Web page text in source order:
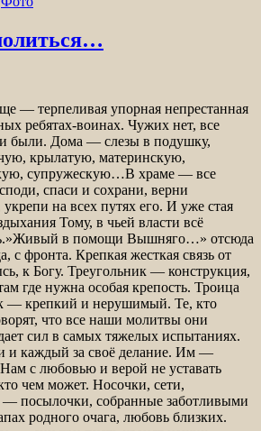
— терпеливая упорная непрестанная
ребятах-воинах. Чужих нет, все
были. Дома — слезы в подушку,
крылатую, материнскую,
супружескую…В храме — все
спаси и сохрани, верни
на всех путях его. И уже стая
Тому, в чьей власти всё
в помощи Вышняго…» отсюда
с фронта. Крепкая жесткая связь от
к Богу. Треугольник — конструкция,
где нужна особая крепость. Троица
— крепкий и нерушимый. Те, кто
что все наши молитвы они
сил в самых тяжелых испытаниях.
и каждый за своё делание. Им —
с любовью и верой не уставать
чем может. Носочки, сети,
посылочки, собранные заботливыми
родного очага, любовь близких.